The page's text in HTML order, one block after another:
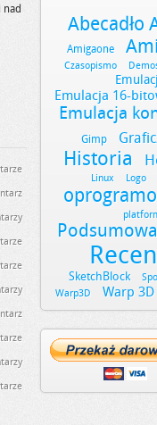
nad
Abecadło
Amigaone
Czasopismo
Emulacja 16-
Emulacja
Gimp
Historia
Linux Logo
SketchBlock
Warp3D Warp